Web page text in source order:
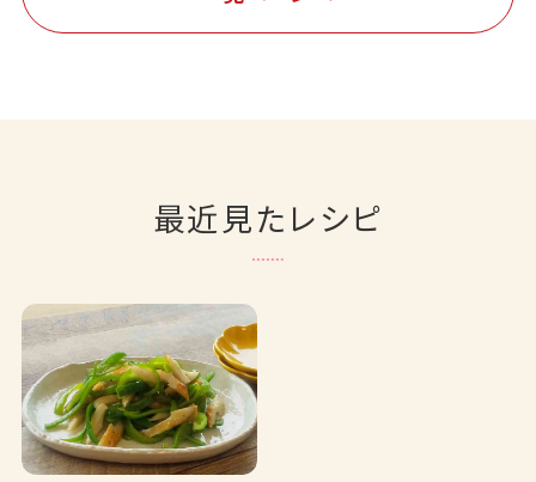
最近見たレシピ